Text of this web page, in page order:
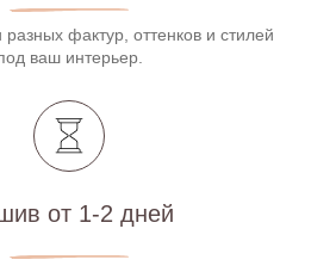
фактур, оттенков и стилей
ваш интерьер.
от 1-2 дней